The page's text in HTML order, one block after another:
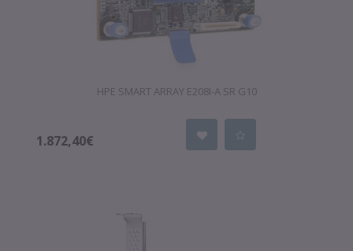
HPE SMART ARRAY E208I-A SR G10
1.872,40€